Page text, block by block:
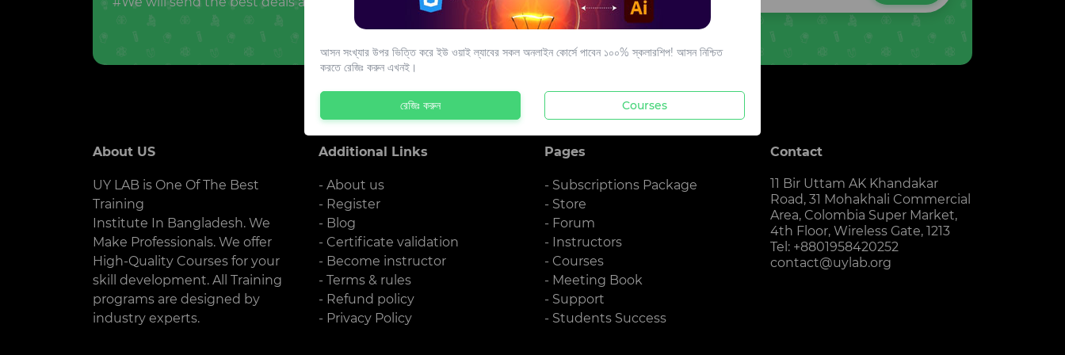
About US
UY LAB is One Of The Best
Training
Institute In Bangladesh. We
Make Professionals. We offer
High-Quality Courses for your
skill development. All Training
programs are designed by
industry experts.
Additional Links
- About us
- Register
- Blog
- Certificate validation
- Become instructor
- Terms & rules
- Refund policy
- Privacy Policy
Pages
- Subscriptions Package
- Store
- Forum
- Instructors
- Courses
- Meeting Book
- Support
- Students Success
Contact
11 Bir Uttam AK Khandakar
Road, 31 Mohakhali Commercial
Area, Colombia Super Market,
4th Floor, Wireless Gate, 1213
Tel: +8801958420252
contact@uylab.org
আসন সংখ্যার উপর ভিত্তি করে ইউ ওয়াই ল্যাবের সকল অনলাইন কোর্সে পাবেন ১০০% স্কলারশিপ! আসন নিশ্চিত
করতে রেজিঃ করুন এখনই।
রেজিঃ করুন Courses